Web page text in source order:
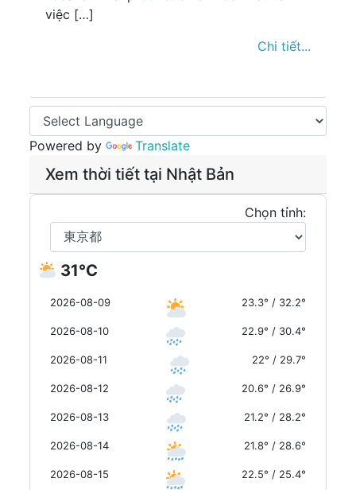
việc […]
Chi tiết...
Powered by Translate
Xem thời tiết tại Nhật Bản
Chọn tỉnh:
31°C
2026-08-09 23.3° / 32.2°
2026-08-10 22.9° / 30.4°
2026-08-11 22° / 29.7°
2026-08-12 20.6° / 26.9°
2026-08-13 21.2° / 28.2°
2026-08-14 21.8° / 28.6°
2026-08-15 22.5° / 25.4°